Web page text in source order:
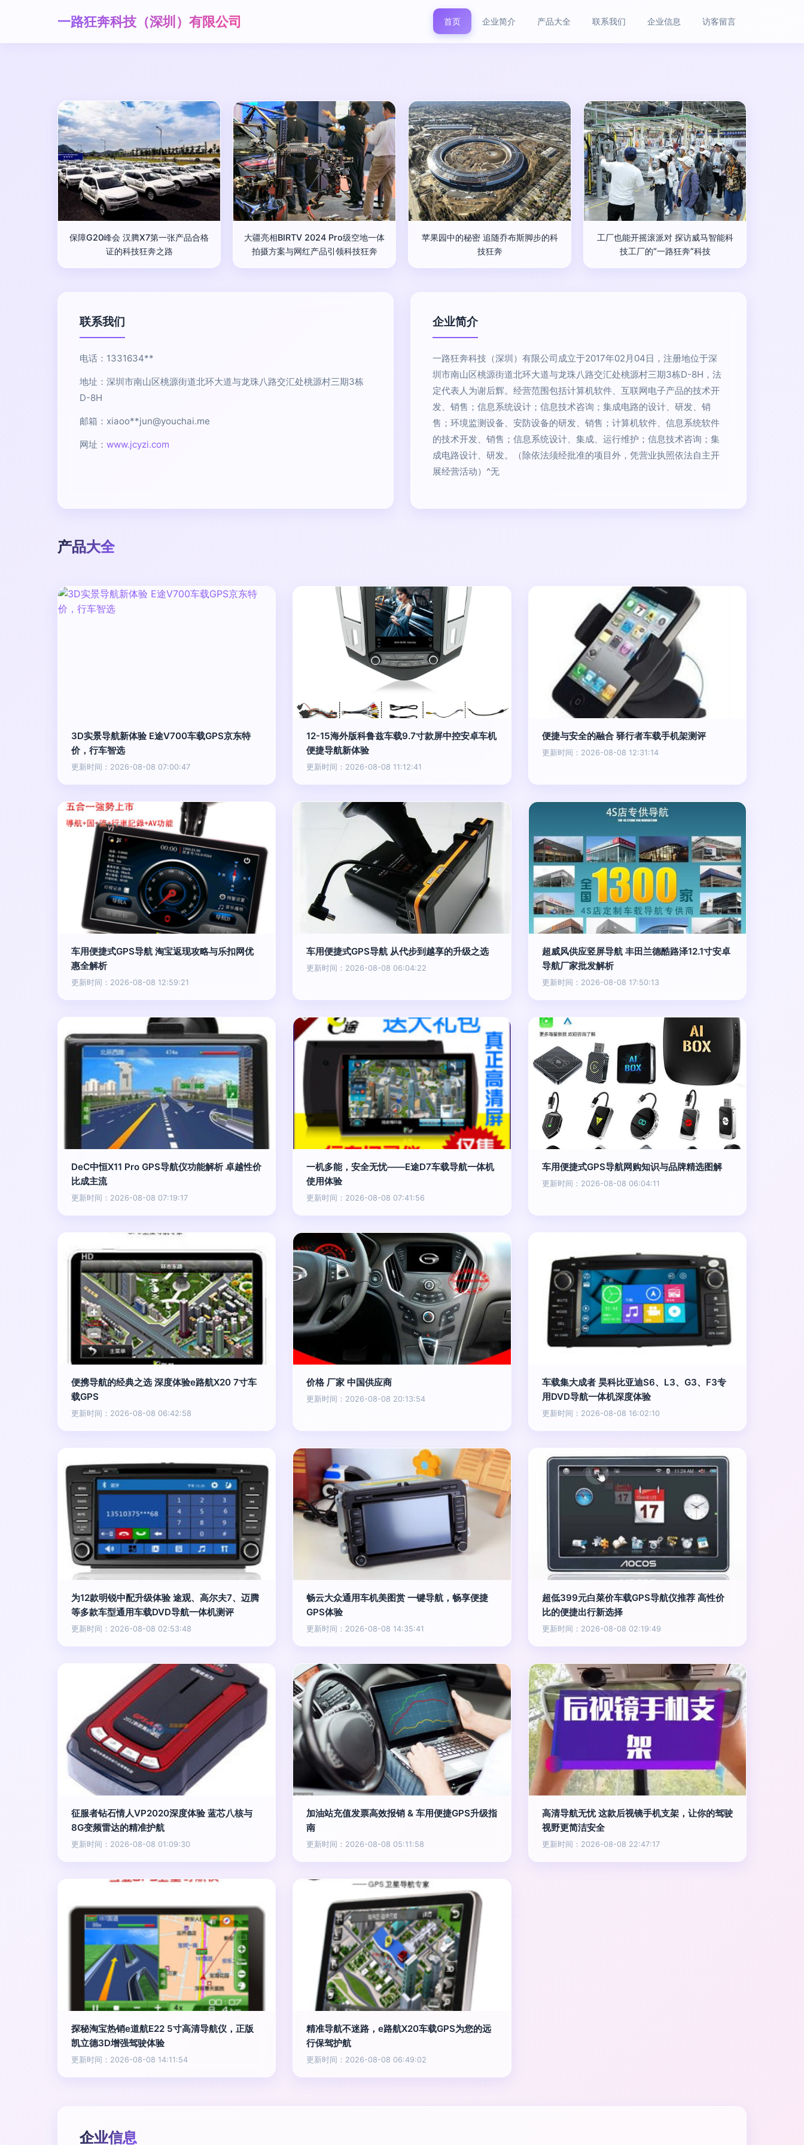
一路狂奔科技（深圳）有限公司 首页 企业简介 产品大全 联系我们 企业信息 访客留言
保障G20峰会 汉腾X7第一张产品合格
证的科技狂奔之路
大疆亮相BIRTV 2024 Pro级空地一体
拍摄方案与网红产品引领科技狂奔
苹果园中的秘密 追随乔布斯脚步的科
技狂奔
工厂也能开摇滚派对 探访威马智能科
技工厂的“一路狂奔”科技
联系我们
电话：1331634**
地址：深圳市南山区桃源街道北环大道与龙珠八路交汇处桃源村三期3栋
D-8H
邮箱：xiaoo**jun@youchai.me
网址： www.jcyzi.com
企业简介
一路狂奔科技（深圳）有限公司成立于2017年02月04日，注册地位于深
圳市南山区桃源街道北环大道与龙珠八路交汇处桃源村三期3栋D-8H，法
定代表人为谢后辉。经营范围包括计算机软件、互联网电子产品的技术开
发、销售；信息系统设计；信息技术咨询；集成电路的设计、研发、销
售；环境监测设备、安防设备的研发、销售；计算机软件、信息系统软件
的技术开发、销售；信息系统设计、集成、运行维护；信息技术咨询；集
成电路设计、研发。（除依法须经批准的项目外，凭营业执照依法自主开
展经营活动）^无
产品大全
3D实景导航新体验 E途V700车载GPS京东特
价，行车智选
更新时间：2026-08-08 07:00:47
12-15海外版科鲁兹车载9.7寸款屏中控安卓车机
便捷导航新体验
更新时间：2026-08-08 11:12:41
便捷与安全的融合 驿行者车载手机架测评
更新时间：2026-08-08 12:31:14
车用便捷式GPS导航 淘宝返现攻略与乐扣网优
惠全解析
更新时间：2026-08-08 12:59:21
车用便捷式GPS导航 从代步到越享的升级之选
更新时间：2026-08-08 06:04:22
超威风供应竖屏导航 丰田兰德酷路泽12.1寸安卓
导航厂家批发解析
更新时间：2026-08-08 17:50:13
DeC中恒X11 Pro GPS导航仪功能解析 卓越性价
比成主流
更新时间：2026-08-08 07:19:17
一机多能，安全无忧——E途D7车载导航一体机
使用体验
更新时间：2026-08-08 07:41:56
车用便捷式GPS导航网购知识与品牌精选图解
更新时间：2026-08-08 06:04:11
便携导航的经典之选 深度体验e路航X20 7寸车
载GPS
更新时间：2026-08-08 06:42:58
价格 厂家 中国供应商
更新时间：2026-08-08 20:13:54
车载集大成者 昊科比亚迪S6、L3、G3、F3专
用DVD导航一体机深度体验
更新时间：2026-08-08 16:02:10
为12款明锐中配升级体验 途观、高尔夫7、迈腾
等多款车型通用车载DVD导航一体机测评
更新时间：2026-08-08 02:53:48
畅云大众通用车机美图赏 一键导航，畅享便捷
GPS体验
更新时间：2026-08-08 14:35:41
超低399元白菜价车载GPS导航仪推荐 高性价
比的便捷出行新选择
更新时间：2026-08-08 02:19:49
征服者钻石情人VP2020深度体验 蓝芯八核与
8G变频雷达的精准护航
更新时间：2026-08-08 01:09:30
加油站充值发票高效报销 & 车用便捷GPS升级指
南
更新时间：2026-08-08 05:11:58
高清导航无忧 这款后视镜手机支架，让你的驾驶
视野更简洁安全
更新时间：2026-08-08 22:47:17
探秘淘宝热销e道航E22 5寸高清导航仪，正版
凯立德3D增强驾驶体验
更新时间：2026-08-08 14:11:54
精准导航不迷路，e路航X20车载GPS为您的远
行保驾护航
更新时间：2026-08-08 06:49:02
企业信息